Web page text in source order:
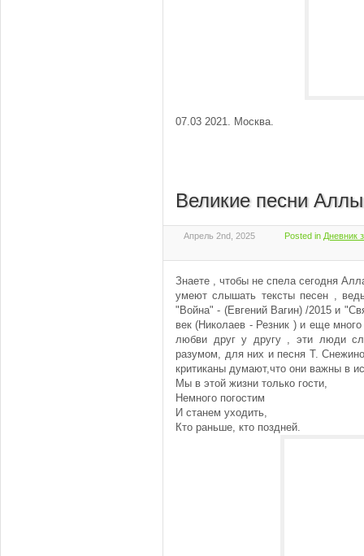
07.03 2021. Москва.
Великие песни
Апрель 2nd, 2025 Posted in Дневник
Знаете , чтобы не спела сегодня
умеют слышать тексты песен ,
"Война" - (Евгений Вагин) /2015 и
век (Николаев - Резник ) и еще
любви друг у другу , эти люди
разумом, для них и песня Т.
критиканы думают,что они важны в
Мы в этой жизни только гости,
Немного погостим
И станем уходить,
Кто раньше, кто поздней.